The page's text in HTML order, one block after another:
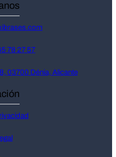
78 27 57
03700 Dénia, Alicante